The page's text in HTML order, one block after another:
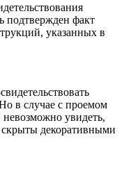
подтвержден факт
указанных в
в случае с проемом
невозможно увидеть,
декоративными